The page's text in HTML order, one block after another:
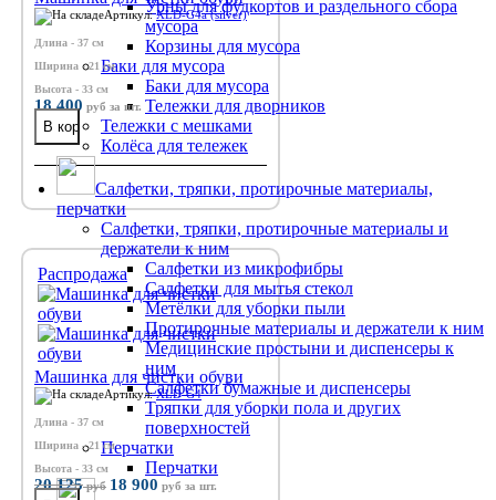
Урны для фудкортов и раздельного сбора
мусора
Корзины для мусора
Баки для мусора
Баки для мусора
Тележки для дворников
Тележки с мешками
Колёса для тележек
Салфетки, тряпки, протирочные материалы,
перчатки
Салфетки, тряпки, протирочные материалы и
держатели к ним
Салфетки из микрофибры
Салфетки для мытья стекол
Метёлки для уборки пыли
Протирочные материалы и держатели к ним
Медицинские простыни и диспенсеры к
ним
Салфетки бумажные и диспенсеры
Тряпки для уборки пола и других
поверхностей
Перчатки
Перчатки
Артикул:XLD-G4a (silver)
Длина - 37 см
Ширина - 21 см
Высота - 33 см
18 400 руб за шт.
Распродажа
Машинка для чистки обуви
Артикул:XLD-G4
Длина - 37 см
Ширина - 21 см
Высота - 33 см
20 125руб 18 900 руб за шт.